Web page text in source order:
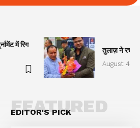
में रिग
तुलाज़ ने रचा
August 4,
EDITOR'S PICK
FEATURED